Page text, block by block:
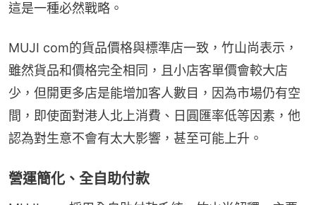
這是一種必然戰略。
MUJI com的貨品價格與標準店一致，竹山尚表示，
雖然貨品和價格完全相同，且小店客單價會較大店
少，但開更多店是能增加客人數目，因為市場仍有空
間，即使面對港人北上消費、日圓匯率低等因素，他
認為對生意不會有太大影響，甚至可能上升。
營運簡化、全自助付款